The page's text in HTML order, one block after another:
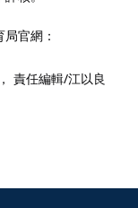
官網：
責任編輯/江以良